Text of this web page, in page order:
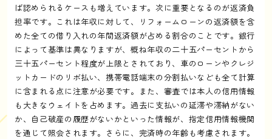
ば認められるケースも増えています。次に重要となるのが返済負
担率です。これは年収に対して、リフォームローンの返済額を含
めた全ての借り入れの年間返済額が占める割合のことです。銀行
によって基準は異なりますが、概ね年収の二十五パーセントから
三十五パーセント程度が上限とされており、車のローンやクレジ
ットカードのリボ払い、携帯電話端末の分割払いなども全て計算
に含まれる点に注意が必要です。また、審査では本人の信用情報
も大きなウェイトを占めます。過去に支払いの延滞や滞納がない
か、自己破産の履歴がないかといった情報が、指定信用情報機関
を通じて照会されます。さらに、完済時の年齢も考慮されます。